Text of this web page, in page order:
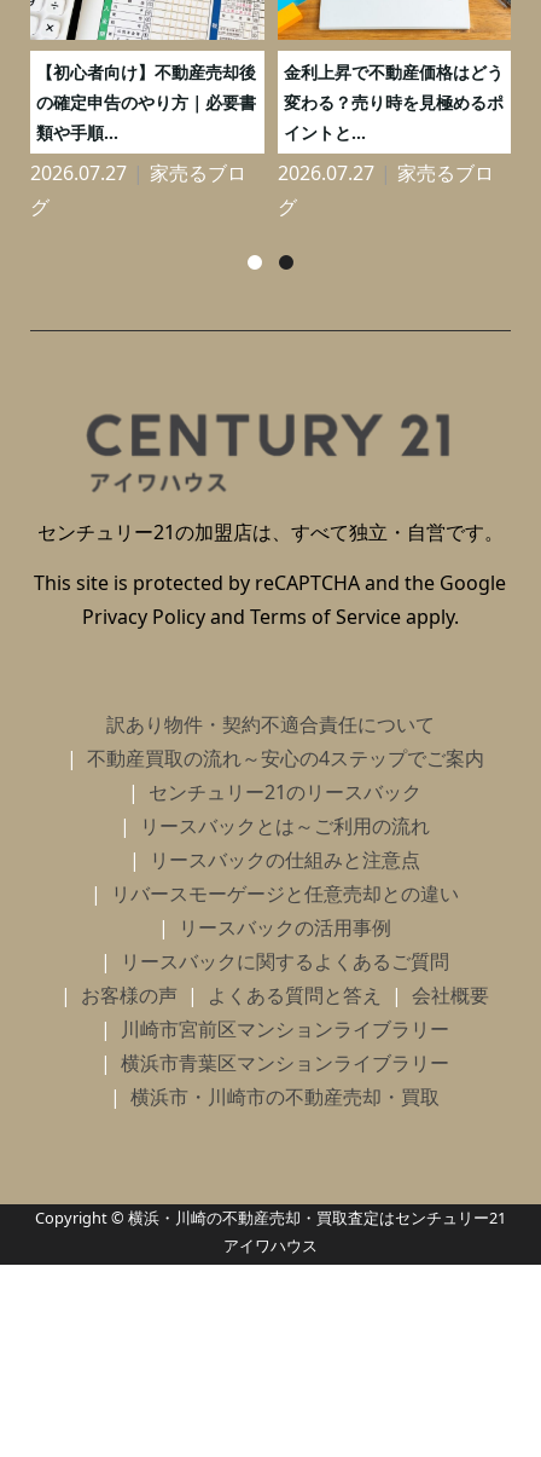
【初心者向け】不動産売却後
の確定申告のやり方｜必要書
類や手順...
2026.07.27
家売るブロ
グ
金利上昇で不動産価格はどう
変わる？売り時を見極めるポ
イントと...
2026.07.27
家売るブロ
グ
センチュリー21の加盟店は、すべて独立・自営です。
This site is protected by reCAPTCHA and the Google
Privacy Policyand Terms of Serviceapply.
訳あり物件・契約不適合責任について
不動産買取の流れ～安心の4ステップでご案内
センチュリー21のリースバック
リースバックとは～ご利用の流れ
リースバックの仕組みと注意点
リバースモーゲージと任意売却との違い
リースバックの活用事例
リースバックに関するよくあるご質問
お客様の声
よくある質問と答え
会社概要
川崎市宮前区マンションライブラリー
横浜市青葉区マンションライブラリー
横浜市・川崎市の不動産売却・買取
Copyright © 横浜・川崎の不動産売却・買取査定はセンチュリー21
アイワハウス